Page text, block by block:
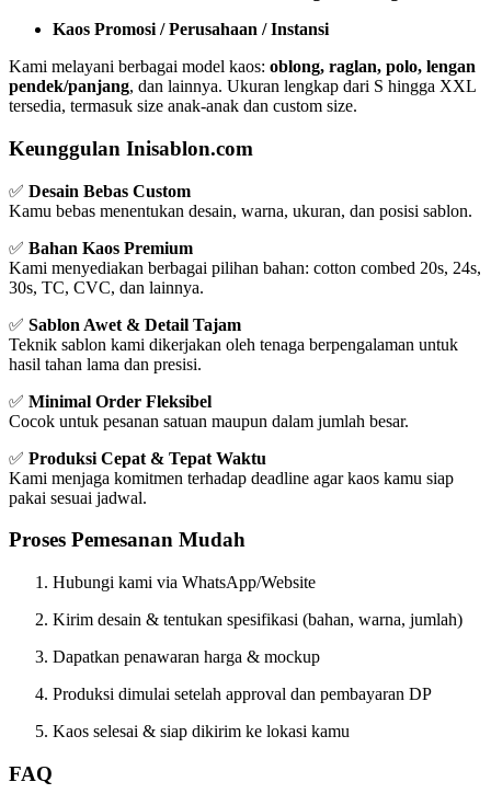
Kaos Promosi / Perusahaan / Instansi
Kami melayani berbagai model kaos: oblong, raglan, polo, lengan
pendek/panjang, dan lainnya. Ukuran lengkap dari S hingga XXL
tersedia, termasuk size anak-anak dan custom size.
Keunggulan Inisablon.com
✅ Desain Bebas Custom
Kamu bebas menentukan desain, warna, ukuran, dan posisi sablon.
✅ Bahan Kaos Premium
Kami menyediakan berbagai pilihan bahan: cotton combed 20s, 24s,
30s, TC, CVC, dan lainnya.
✅ Sablon Awet & Detail Tajam
Teknik sablon kami dikerjakan oleh tenaga berpengalaman untuk
hasil tahan lama dan presisi.
✅ Minimal Order Fleksibel
Cocok untuk pesanan satuan maupun dalam jumlah besar.
✅ Produksi Cepat & Tepat Waktu
Kami menjaga komitmen terhadap deadline agar kaos kamu siap
pakai sesuai jadwal.
Proses Pemesanan Mudah
Hubungi kami via WhatsApp/Website
Kirim desain & tentukan spesifikasi (bahan, warna, jumlah)
Dapatkan penawaran harga & mockup
Produksi dimulai setelah approval dan pembayaran DP
Kaos selesai & siap dikirim ke lokasi kamu
FAQ